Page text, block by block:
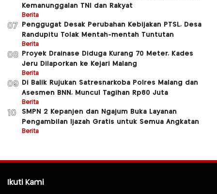
Kemanunggalan TNI dan Rakyat
Berita
07
Penggugat Desak Perubahan Kebijakan PTSL, Desa
Randupitu Tolak Mentah-mentah Tuntutan
Berita
08
Proyek Drainase Diduga Kurang 70 Meter, Kades
Jeru Dilaporkan ke Kejari Malang
Berita
09
Di Balik Rujukan Satresnarkoba Polres Malang dan
Asesmen BNN, Muncul Tagihan Rp80 Juta
Berita
10
SMPN 2 Kepanjen dan Ngajum Buka Layanan
Pengambilan Ijazah Gratis untuk Semua Angkatan
Berita
Ikuti Kami